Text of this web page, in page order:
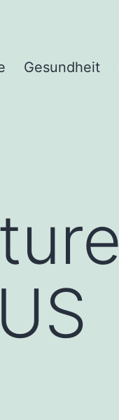
Gesundheit